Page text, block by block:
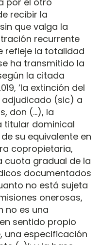
recibir la
que valga la
recurrente
refleje la totalidad
ha transmitido la
la citada
‘la extinción del
adjudicado (sic) a
don (…), la
titular dominical
su equivalente en
copropietaria,
cuota gradual de la
documentados
no está sujeta
onerosas,
no es una
sentido propio
una especificación